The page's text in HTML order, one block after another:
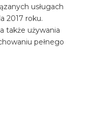
usługach
2017 roku.
także używania
pełnego